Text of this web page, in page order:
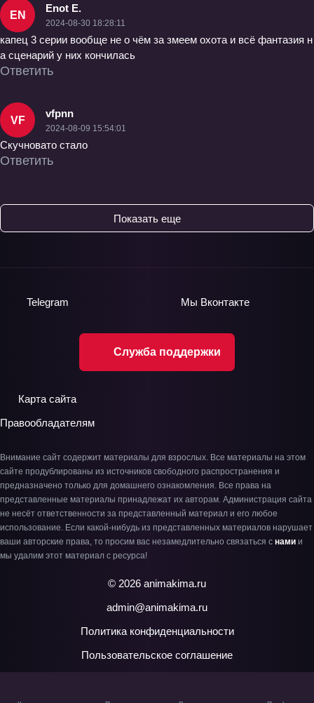
EN
Enot E.
2024-08-30 18:28:11
капец 3 серии вообще не о чём за змеем охота и всё фантазия н
а сценарий у них кончилась
Ответить
VF
vfpnn
2024-08-09 15:54:01
Скучновато стало
Ответить
Показать еще
Служба поддержки
Telegram Мы Вконтакте
Карта сайта
Правообладателям
Внимание сайт содержит материалы для взрослых. Все материалы на этом
сайте продублированы из источников свободного распространения и
предназначено только для домашнего ознакомления. Все права на
представленные материалы принадлежат их авторам. Администрация сайта
не несёт ответственности за представленный материал и его любое
использование. Если какой-нибудь из представленных материалов нарушает
ваши авторские права, то просим вас незамедлительно связаться с нами и
мы удалим этот материал с ресурса!
© 2026 animakima.ru
admin@animakima.ru
Политика конфиденциальности
Пользовательское соглашение